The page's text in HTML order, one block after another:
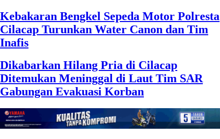
Kebakaran Bengkel Sepeda Motor Polresta
Cilacap Turunkan Water Canon dan Tim
Inafis
Dikabarkan Hilang Pria di Cilacap
Ditemukan Meninggal di Laut Tim SAR
Gabungan Evakuasi Korban